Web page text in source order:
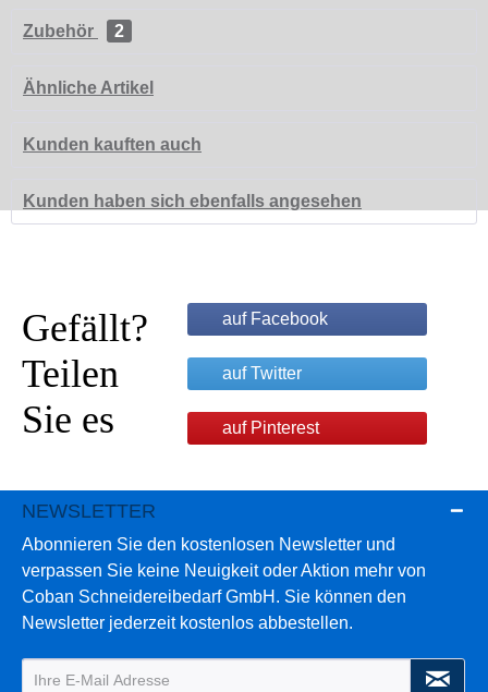
Zubehör 2
Ähnliche Artikel
Kunden kauften auch
Kunden haben sich ebenfalls angesehen
Gefällt?
Teilen
Sie es
auf Facebook
auf Twitter
auf Pinterest
NEWSLETTER
Abonnieren Sie den kostenlosen Newsletter und
verpassen Sie keine Neuigkeit oder Aktion mehr von
Coban Schneidereibedarf GmbH. Sie können den
Newsletter jederzeit kostenlos abbestellen.